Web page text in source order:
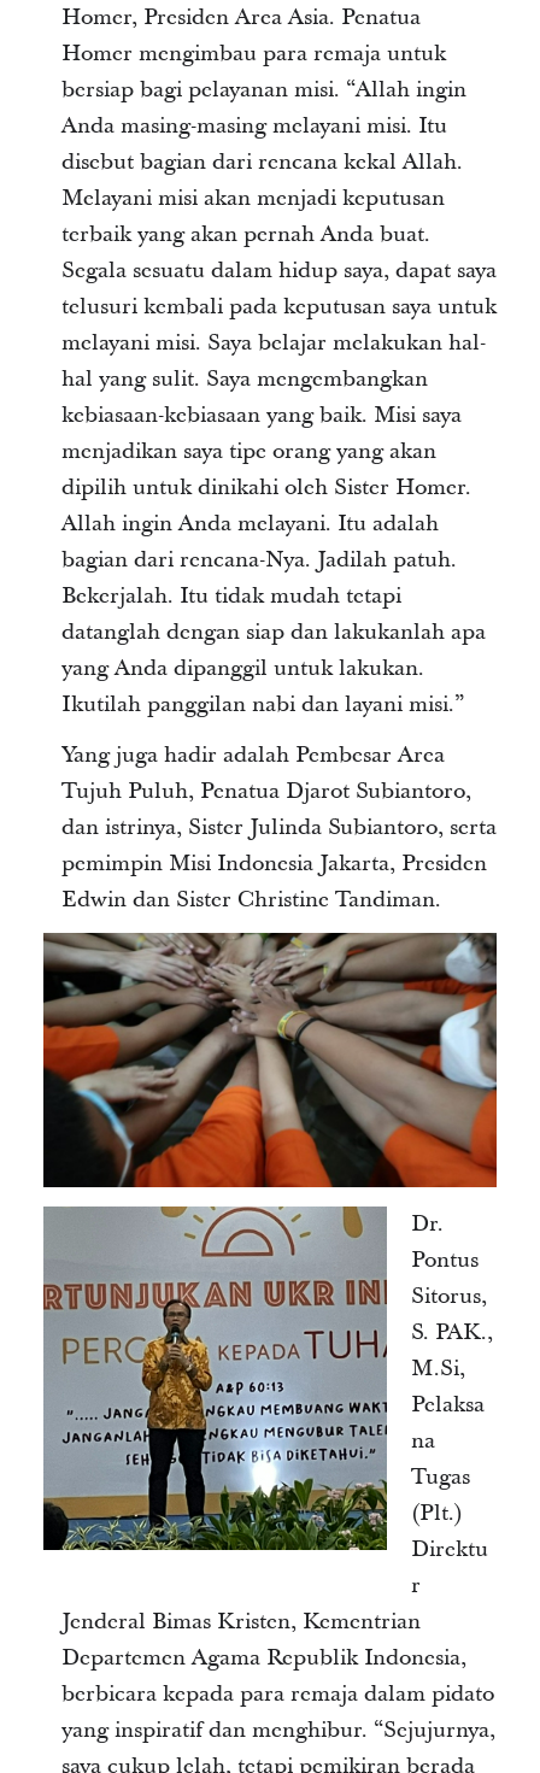
Homer, Presiden Area Asia. Penatua
Homer mengimbau para remaja untuk
bersiap bagi pelayanan misi. “Allah ingin
Anda masing-masing melayani misi. Itu
disebut bagian dari rencana kekal Allah.
Melayani misi akan menjadi keputusan
terbaik yang akan pernah Anda buat.
Segala sesuatu dalam hidup saya, dapat saya
telusuri kembali pada keputusan saya untuk
melayani misi. Saya belajar melakukan hal-
hal yang sulit. Saya mengembangkan
kebiasaan-kebiasaan yang baik. Misi saya
menjadikan saya tipe orang yang akan
dipilih untuk dinikahi oleh Sister Homer.
Allah ingin Anda melayani. Itu adalah
bagian dari rencana-Nya. Jadilah patuh.
Bekerjalah. Itu tidak mudah tetapi
datanglah dengan siap dan lakukanlah apa
yang Anda dipanggil untuk lakukan.
Ikutilah panggilan nabi dan layani misi.”
Yang juga hadir adalah Pembesar Area
Tujuh Puluh, Penatua Djarot Subiantoro,
dan istrinya, Sister Julinda Subiantoro, serta
pemimpin Misi Indonesia Jakarta, Presiden
Edwin dan Sister Christine Tandiman.
Dr.
Pontus
Sitorus,
S. PAK.,
M.Si,
Pelaksa
na
Tugas
(Plt.)
Direktu
r
Jenderal Bimas Kristen, Kementrian
Departemen Agama Republik Indonesia,
berbicara kepada para remaja dalam pidato
yang inspiratif dan menghibur. “Sejujurnya,
saya cukup lelah, tetapi pemikiran berada